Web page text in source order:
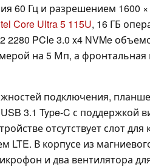
60 Гц и разрешением 1600 ×
Core Ultra 5 115U, 16 ГБ
2280 PCIe 3.0 x4 NVMe
на 5 Мп, а фронтальная
подключения,
3.1 Type-C с поддержкой
отсутствует слот
LTE. В корпусе из
и два вентилятора